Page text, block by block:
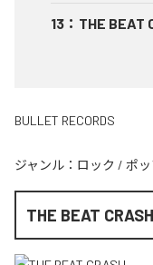
13 ： THE BEAT
BULLET RECORDS
ジャンル： ロック / ポ
THE BEAT CRASH